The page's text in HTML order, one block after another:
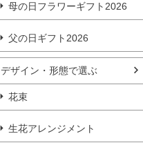
母の日フラワーギフト2026
父の日ギフト2026
デザイン・形態で選ぶ
花束
生花アレンジメント